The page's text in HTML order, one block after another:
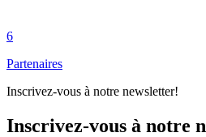
6
Partenaires
Inscrivez-vous à notre newsletter!
Inscrivez-vous à notre